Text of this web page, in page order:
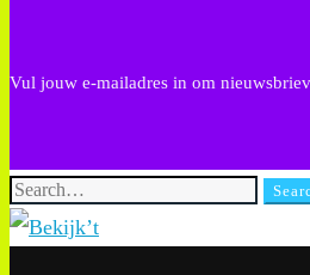
Vul jouw e-mailadres in om
Search
for: